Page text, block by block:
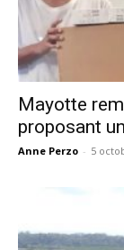
Mayotte
proposant
Anne Perzo - 5